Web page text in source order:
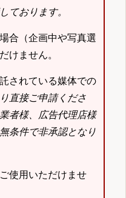
ております。
合（企画中や写真選
けません。
されている媒体での
直接ご申請くださ
者様、広告代理店様
条件で非承認となり
使用いただけませ